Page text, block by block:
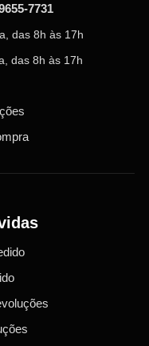
7731
das 8h às 17h
das 8h às 17h